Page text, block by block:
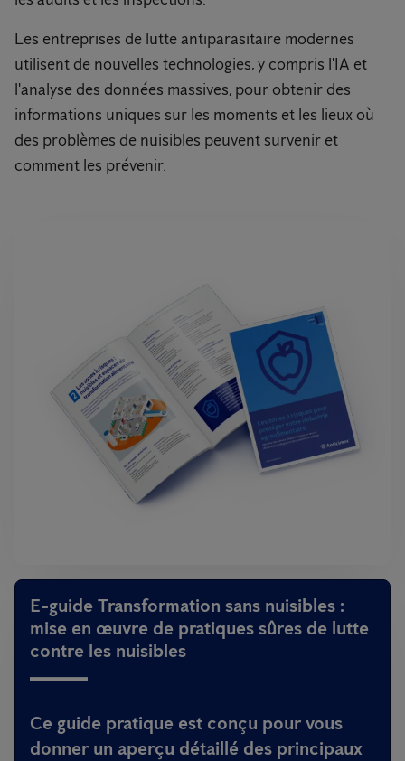
Les entreprises de lutte antiparasitaire modernes
utilisent de nouvelles technologies, y compris l'IA et
l'analyse des données massives, pour obtenir des
informations uniques sur les moments et les lieux où
des problèmes de nuisibles peuvent survenir et
comment les prévenir.
E-guide Transformation sans nuisibles :
mise en œuvre de pratiques sûres de lutte
contre les nuisibles
Ce guide pratique est conçu pour vous
donner un aperçu détaillé des principaux